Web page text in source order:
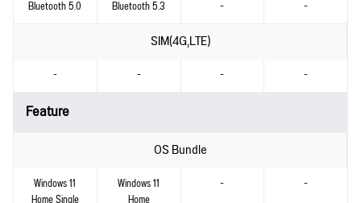
Bluetooth 5.0 Bluetooth 5.3 - -
SIM(4G,LTE)
- - - -
Feature
OS Bundle
Windows 11
Windows 11
- -